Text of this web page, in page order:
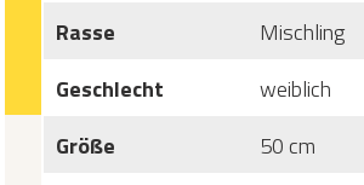
Rasse
Mischling
Geschlecht
weiblich
Größe
50 cm